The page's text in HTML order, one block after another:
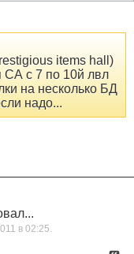
items hall)
СА с 7 по 10й лвл
на несколько БД
надо...
в 02:25